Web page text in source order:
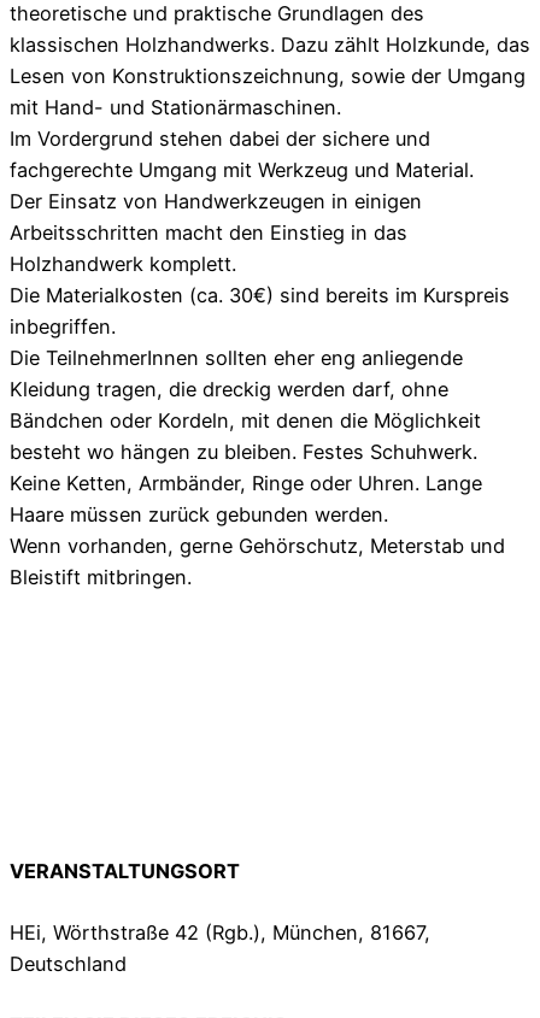
theoretische und praktische Grundlagen des
klassischen Holzhandwerks. Dazu zählt Holzkunde, das
Lesen von Konstruktionszeichnung, sowie der Umgang
mit Hand- und Stationärmaschinen.
Im Vordergrund stehen dabei der sichere und
fachgerechte Umgang mit Werkzeug und Material.
Der Einsatz von Handwerkzeugen in einigen
Arbeitsschritten macht den Einstieg in das
Holzhandwerk komplett.
Die Materialkosten (ca. 30€) sind bereits im Kurspreis
inbegriffen.
Die TeilnehmerInnen sollten eher eng anliegende
Kleidung tragen, die dreckig werden darf, ohne
Bändchen oder Kordeln, mit denen die Möglichkeit
besteht wo hängen zu bleiben. Festes Schuhwerk.
Keine Ketten, Armbänder, Ringe oder Uhren. Lange
Haare müssen zurück gebunden werden.
Wenn vorhanden, gerne Gehörschutz, Meterstab und
Bleistift mitbringen.
VERANSTALTUNGSORT
HEi, Wörthstraße 42 (Rgb.), München, 81667,
Deutschland